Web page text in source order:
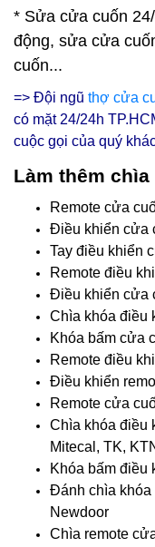
* Sửa cửa cuốn
động, sửa cửa
cuốn...
=> Đội ngũ thợ cửa
có mặt 24/24h
cuộc gọi của quý
Làm thêm
Remote cửa
Điều khiển cửa
Tay điều khiển
Remote điều
Điều khiển cửa
Chìa khóa điều
Khóa bấm cửa
Remote điều
Điều khiển
Remote cửa
Chìa khóa điều
Mitecal, TK,
Khóa bấm điều
Đánh chìa khóa
Newdoor
Chìa remote